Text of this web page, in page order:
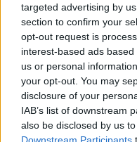
targeted advertising by
section to confirm your
opt-out request is
interest-based ads
us or personal
your opt-out. You may
disclosure of your
IAB’s list of downstream
also be disclosed by us
Downstream Participants